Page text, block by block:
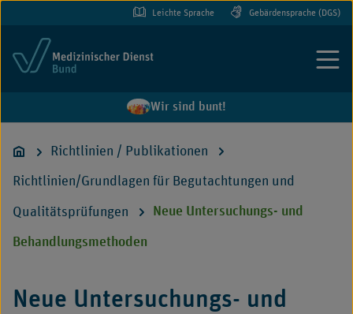
Leichte Sprache Gebärdensprache (DGS)
Menü
Wir sind bunt!
Richtlinien / Publikationen
Richtlinien/Grundlagen für Begutachtungen und
Qualitätsprüfungen Neue Untersuchungs- und
Behandlungsmethoden
Neue Untersuchungs- und